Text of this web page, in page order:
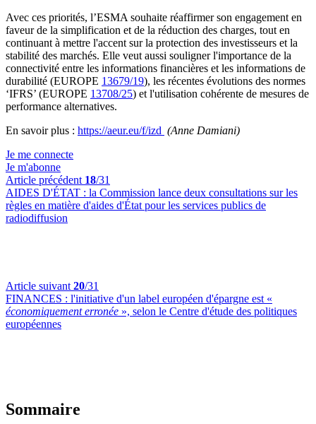
Avec ces priorités, l’ESMA souhaite réaffirmer son engagement en
faveur de la simplification et de la réduction des charges, tout en
continuant à mettre l'accent sur la protection des investisseurs et la
stabilité des marchés. Elle veut aussi souligner l'importance de la
connectivité entre les informations financières et les informations de
durabilité (EUROPE 13679/19), les récentes évolutions des normes
‘IFRS’ (EUROPE 13708/25) et l'utilisation cohérente de mesures de
performance alternatives.
En savoir plus : https://aeur.eu/f/izd (Anne Damiani)
Je me connecte
Je m'abonne
Article précédent 18/31
AIDES D'ÉTAT : la Commission lance deux consultations sur les
règles en matière d'aides d'État pour les services publics de
radiodiffusion
Article suivant 20/31
FINANCES : l'initiative d'un label européen d'épargne est «
économiquement erronée », selon le Centre d'étude des politiques
européennes
Sommaire